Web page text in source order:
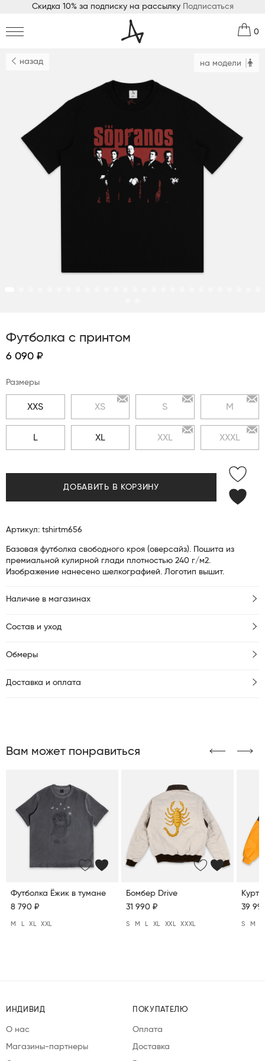
Скидка 10% за подписку на рассылку Подписаться
0
назад на модели
Футболка с принтом
6 090 ₽
Размеры
XXS XS S M
L XL XXL XXXL
ДОБАВИТЬ В КОРЗИНУ
Артикул: tshirtm656
Базовая футболка свободного кроя (оверсайз). Пошита из
премиальной кулирной глади плотностью 240 г/м2.
Изображение нанесено шелкографией. Логотип вышит.
Наличие в магазинах
Состав и уход
Обмеры
Доставка и оплата
Вам может понравиться
Футболка Ёжик в тумане
8 790 ₽
M XL XXL
Бомбер Drive
31 990 ₽
S M XL XXL XXXL
39
S M
ИНДИВИД
О нас
Магазины-партнеры
ПОКУПАТЕЛЮ
Оплата
Доставка